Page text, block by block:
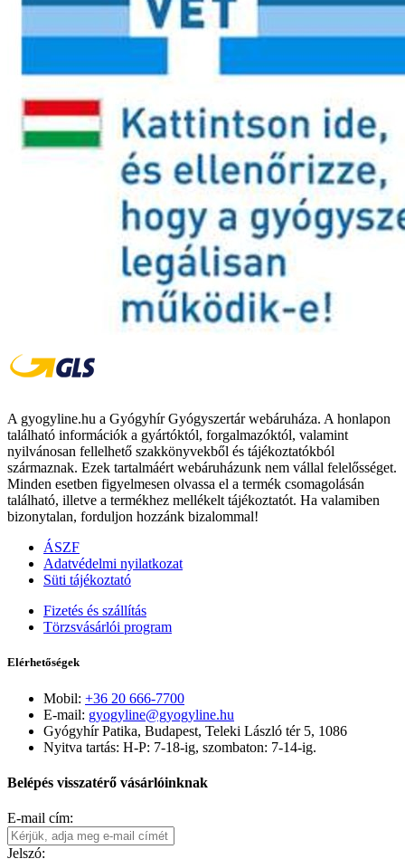
A gyogyline.hu a Gyógyhír Gyógyszertár webáruháza. A honlapon
található információk a gyártóktól, forgalmazóktól, valamint
nyilvánosan fellelhető szakkönyvekből és tájékoztatókból
származnak. Ezek tartalmáért webáruházunk nem vállal felelősséget.
Minden esetben figyelmesen olvassa el a termék csomagolásán
található, illetve a termékhez mellékelt tájékoztatót. Ha valamiben
bizonytalan, forduljon hozzánk bizalommal!
ÁSZF
Adatvédelmi nyilatkozat
Süti tájékoztató
Fizetés és szállítás
Törzsvásárlói program
Elérhetőségek
Mobil: +36 20 666-7700
E-mail: gyogyline@gyogyline.hu
Gyógyhír Patika, Budapest, Teleki László tér 5, 1086
Nyitva tartás: H-P: 7-18-ig, szombaton: 7-14-ig.
Belépés visszatérő vásárlóinknak
E-mail cím:
Jelszó: